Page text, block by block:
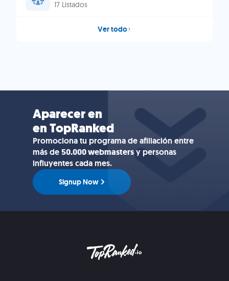
17 Listados
Ver todo
Aparecer en
en TopRanked
Promociona tu programa de afiliación entre
más de50.000 webmastersy personas
influyentes cada mes.
Signup Now